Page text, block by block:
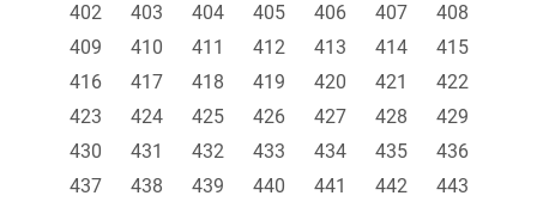
402
403 404 405 406 407
408
409
410 411 412 413 414
415
416
417 418 419 420 421
422
423
424 425 426 427 428
429
430
431 432 433 434 435
436
437
438 439 440 441 442
443